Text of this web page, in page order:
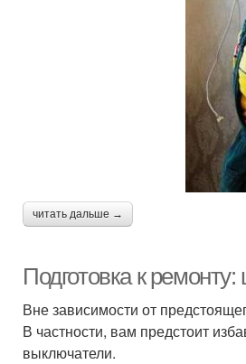
читать дальше →
Подготовка к
Вне зависимости от
В частности, вам предстоит
выключатели.